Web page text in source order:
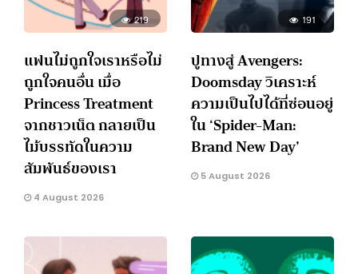
219
แฟนไม่ถูกใจเราหรือไม่
ถูกใจคนอื่น เมื่อ
Princess Treatment
จากชาวเน็ต กลายเป็น
ไม้บรรทัดในความ
สัมพันธ์ของเรา
4 August 2026
191
ปูทางสู่ Avengers:
Doomsday วิเคราะห์
ความเป็นไปได้ที่ซ่อนอยู่
ใน ‘Spider-Man:
Brand New Day’
5 August 2026